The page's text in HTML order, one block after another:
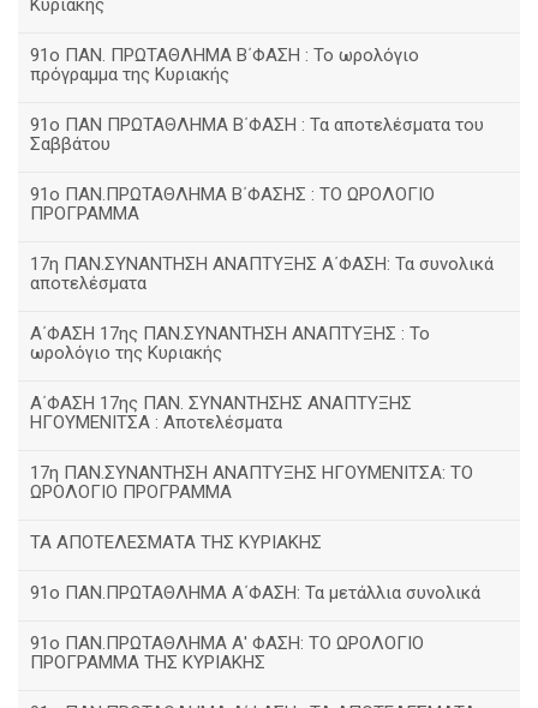
Κυριακής
91ο ΠΑΝ. ΠΡΩΤΑΘΛΗΜΑ Β΄ΦΑΣΗ : Το ωρολόγιο
πρόγραμμα της Κυριακής
91ο ΠΑΝ ΠΡΩΤΑΘΛΗΜΑ Β΄ΦΑΣΗ : Τα αποτελέσματα του
Σαββάτου
91ο ΠΑΝ.ΠΡΩΤΑΘΛΗΜΑ Β΄ΦΑΣΗΣ : ΤΟ ΩΡΟΛΟΓΙΟ
ΠΡΟΓΡΑΜΜΑ
17η ΠΑΝ.ΣΥΝΑΝΤΗΣΗ ΑΝΑΠΤΥΞΗΣ Α΄ΦΑΣΗ: Τα συνολικά
αποτελέσματα
Α΄ΦΑΣΗ 17ης ΠΑΝ.ΣΥΝΑΝΤΗΣΗ ΑΝΑΠΤΥΞΗΣ : Το
ωρολόγιο της Κυριακής
Α΄ΦΑΣΗ 17ης ΠΑΝ. ΣΥΝΑΝΤΗΣΗΣ ΑΝΑΠΤΥΞΗΣ
ΗΓΟΥΜΕΝΙΤΣΑ : Αποτελέσματα
17η ΠΑΝ.ΣΥΝΑΝΤΗΣΗ ΑΝΑΠΤΥΞΗΣ ΗΓΟΥΜΕΝΙΤΣΑ: ΤΟ
ΩΡΟΛΟΓΙΟ ΠΡΟΓΡΑΜΜΑ
ΤΑ ΑΠΟΤΕΛΕΣΜΑΤΑ ΤΗΣ ΚΥΡΙΑΚΗΣ
91ο ΠΑΝ.ΠΡΩΤΑΘΛΗΜΑ Α΄ΦΑΣΗ: Τα μετάλλια συνολικά
91ο ΠΑΝ.ΠΡΩΤΑΘΛΗΜΑ Α' ΦΑΣΗ: ΤΟ ΩΡΟΛΟΓΙΟ
ΠΡΟΓΡΑΜΜΑ ΤΗΣ ΚΥΡΙΑΚΗΣ